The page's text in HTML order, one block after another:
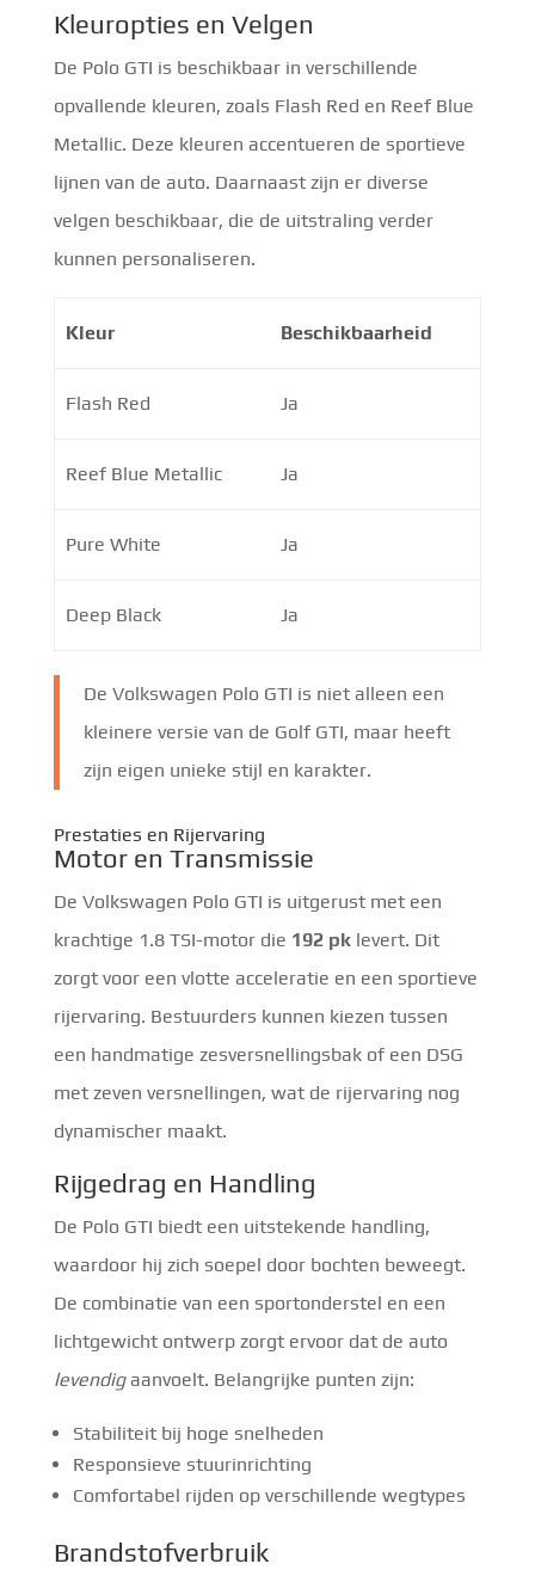
Kleuropties en Velgen
De Polo GTI is beschikbaar in verschillende
opvallende kleuren, zoals Flash Red en Reef Blue
Metallic. Deze kleuren accentueren de sportieve
lijnen van de auto. Daarnaast zijn er diverse
velgen beschikbaar, die de uitstraling verder
kunnen personaliseren.
Kleur Beschikbaarheid
Flash Red Ja
Reef Blue Metallic Ja
Pure White Ja
Deep Black Ja
De Volkswagen Polo GTI is niet alleen een
kleinere versie van de Golf GTI, maar heeft
zijn eigen unieke stijl en karakter.
Prestaties en Rijervaring
Motor en Transmissie
De Volkswagen Polo GTI is uitgerust met een
krachtige 1.8 TSI-motor die 192 pklevert. Dit
zorgt voor een vlotte acceleratie en een sportieve
rijervaring. Bestuurders kunnen kiezen tussen
een handmatige zesversnellingsbak of een DSG
met zeven versnellingen, wat de rijervaring nog
dynamischer maakt.
Rijgedrag en Handling
De Polo GTI biedt een uitstekende handling,
waardoor hij zich soepel door bochten beweegt.
De combinatie van een sportonderstel en een
lichtgewicht ontwerp zorgt ervoor dat de auto
levendigaanvoelt. Belangrijke punten zijn:
Stabiliteit bij hoge snelheden
Responsieve stuurinrichting
Comfortabel rijden op verschillende wegtypes
Brandstofverbruik